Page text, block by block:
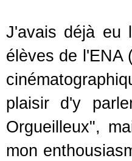
J'avais déjà eu
élèves de l'ENA
plaisir d'y
Orgueilleux",
mon